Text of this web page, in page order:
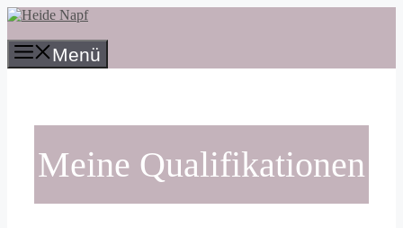
Zum
springenMenü
Meine Qualifikationen